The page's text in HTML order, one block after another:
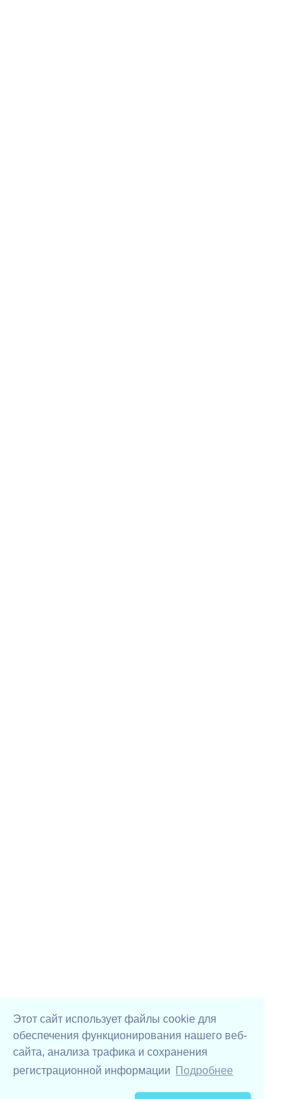
Этот сайт использует файлы cookie для
обеспечения функционирования нашего веб-
сайта, анализа трафика и сохранения
регистрационной информации
Подробнее